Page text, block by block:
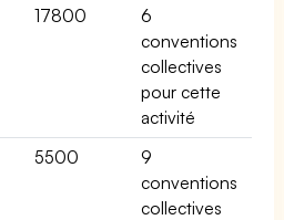
17800
6
conventions
collectives
pour cette
activité
5500
9
conventions
collectives